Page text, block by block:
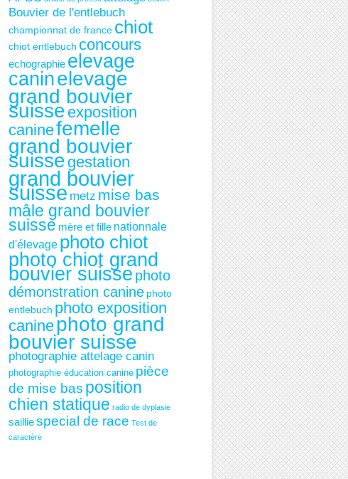
Bouvier de l'entlebuch
championnat de france chiot
chiot entlebuch concours
echographie elevage
caninelevage
grand bouvier
suisse exposition
caninefemelle
grand bouvier
suisse gestation
grand bouvier
suisse metz mise bas
mâle grand bouvier
suisse mère et fille nationnale
d'élevage photo chiot
photo chiot grand
bouvier suisse photo
démonstration canine photo
entlebuch photo exposition
caninephoto grand
bouvier suisse
photographie attelage canin
photographie éducation canine pièce
de mise bas position
chien statique radio de dyplasie
sailliespecial de race Test de
caractère